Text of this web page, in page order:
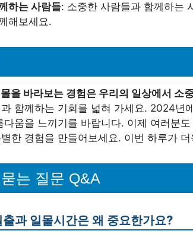
하는 사람들: 소중한 사람들과 함께하는
해보세요.
을 바라보는 경험은 우리의 일상에서 소
함께하는 기회를 넓혀 가세요. 2024년
다움을 느끼기를 바랍니다. 이제 여러분
한 경험을 만들어보세요. 이번 하루가
는 질문 Q&A
출과 일몰시간은 왜 중요한가요?